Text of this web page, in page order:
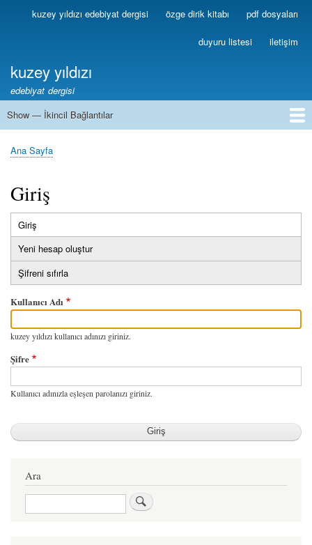
Ana
içeriğe
Birincilkuzey yıldızı edebiyat dergisi özge dirik kitabı pdf dosyaları
duyuru listesi iletişim
kuzey yıldızı
edebiyat dergisi
İkincil
Show — İkincil Bağlantılar
1
2
3
4
5
6
7
8
9
10
11
12
13
Sayfa
Ana Sayfa
Giriş
Birincil
sekmeler
Giriş
sekme)
Yeni hesap oluştur
Şifreni sıfırla
Kullanıcı Adı
kuzey yıldızı kullanıcı adınızı giriniz.
Şifre
Kullanıcı adınızla eşleşen parolanızı giriniz.
Ara
Ara